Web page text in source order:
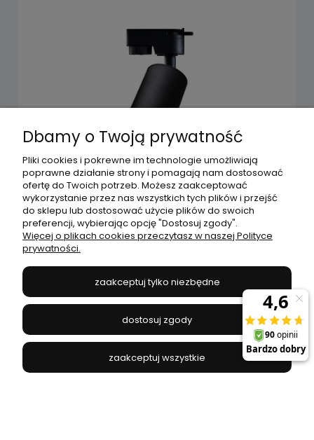
Reflektor MICA BLACK ZOOM track light 1xGU10 1
fazowy | ML7369 Milagro
39,00 zł
do koszyka
Dbamy o Twoją prywatność
Pliki cookies i pokrewne im technologie umożliwiają
poprawne działanie strony i pomagają nam dostosować
ofertę do Twoich potrzeb. Możesz zaakceptować
wykorzystanie przez nas wszystkich tych plików i przejść
do sklepu lub dostosować użycie plików do swoich
preferencji, wybierając opcję "Dostosuj zgody".
Więcej o plikach cookies przeczytasz w naszej Polityce
prywatności.
zaakceptuj tylko niezbędne
dostosuj zgody
zaakceptuj wszystkie